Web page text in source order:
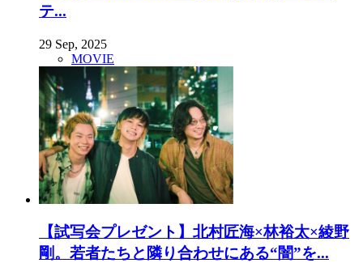
テ...
29 Sep, 2025
MOVIE
【試写会プレゼント】北村匠海×林裕太×綾野
剛。若者たちと隣り合わせにある“闇”を...